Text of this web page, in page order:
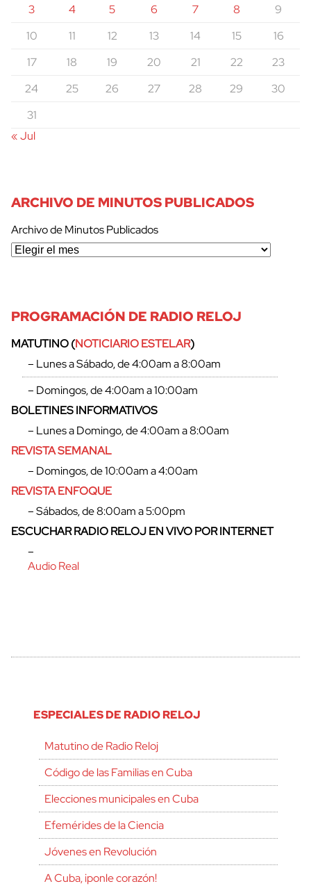
3 4 5 6 7 8
9
10
11 12 13 14 15
16
17
18 19 20 21 22
23
24
25 26 27 28 29
30
31
« Jul
ARCHIVO DE MINUTOS PUBLICADOS
Archivo de Minutos Publicados
PROGRAMACIÓN DE RADIO RELOJ
MATUTINO (NOTICIARIO ESTELAR)
– Lunes a Sábado, de 4:00am a 8:00am
– Domingos, de 4:00am a 10:00am
BOLETINES INFORMATIVOS
– Lunes a Domingo, de 4:00am a 8:00am
REVISTA SEMANAL
– Domingos, de 10:00am a 4:00am
REVISTA ENFOQUE
– Sábados, de 8:00am a 5:00pm
ESCUCHAR RADIO RELOJ EN VIVO POR INTERNET
–
Audio Real
ESPECIALES DE RADIO RELOJ
Matutino de Radio Reloj
Código de las Familias en Cuba
Elecciones municipales en Cuba
Efemérides de la Ciencia
Jóvenes en Revolución
A Cuba, ¡ponle corazón!